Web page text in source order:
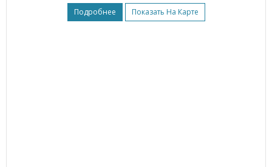
Подробнее Показать На Карте